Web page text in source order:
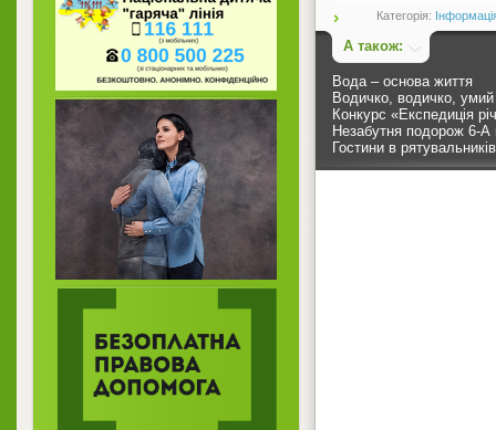
Категорія:
А також:
Вода – основа життя
Водичко, водичко,
Конкурс «Експедиція
Незабутня подорож 6-А
Гостини в рятувальників